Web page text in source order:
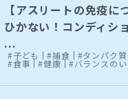
【アスリートの免疫
ひかない！コンディシ
...
#子ども #捕食 #タンパク質
#食事 #健康 #バランスの